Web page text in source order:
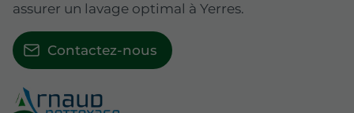
assurer un lavage optimal à Yerres.
Contactez-nous